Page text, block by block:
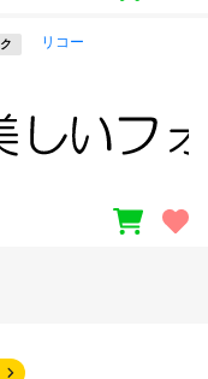
リコー